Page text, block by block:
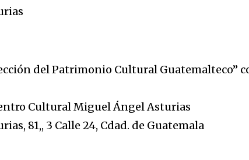
del Patrimonio Cultural Guatemalteco”
Cultural Miguel Ángel Asturias
81,, 3 Calle 24, Cdad. de Guatemala